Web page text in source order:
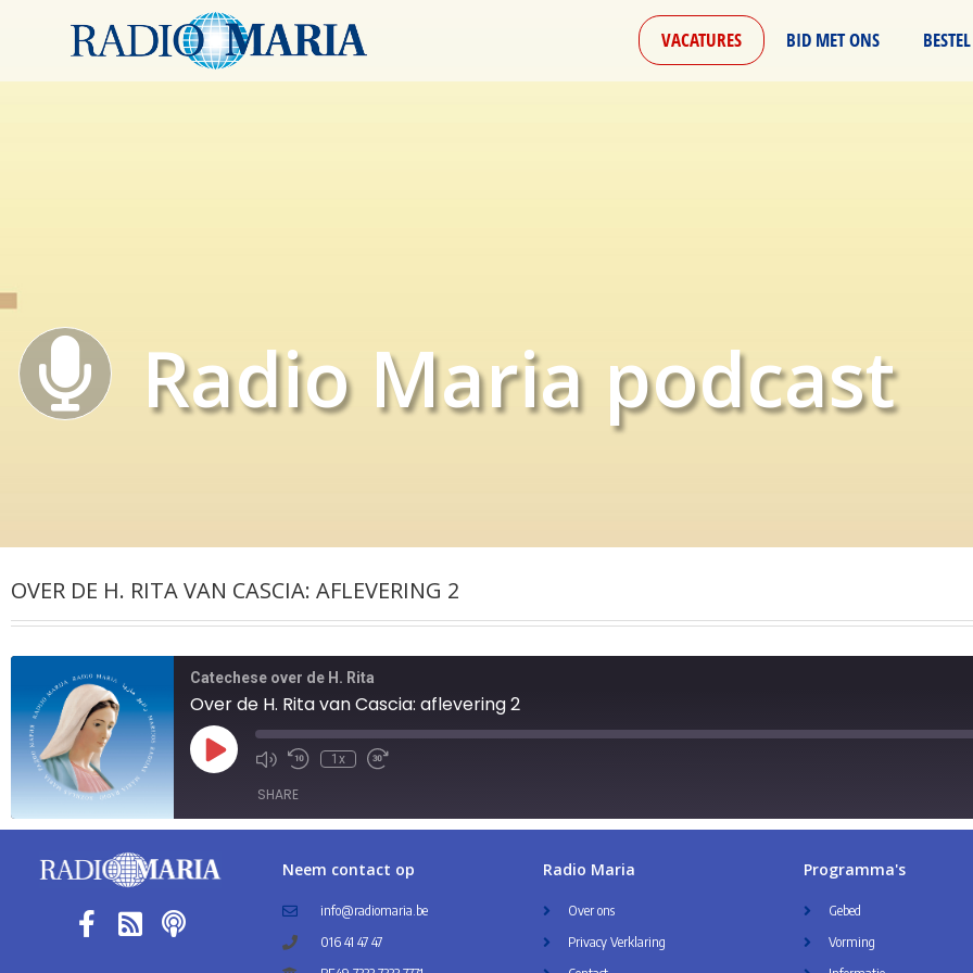
VACATURES BID MET ONS BESTEL
Radio Maria podcast
OVER DE H. RITA VAN CASCIA: AFLEVERING 2
Catechese over de H. Rita
Over de H. Rita van Cascia: aflevering 2
1x
SHARE
SHARE Neem contact op
info@radiomaria.be
016 41 47 47
Radio Maria
Over ons
Privacy Verklaring
Programma's
Gebed
Vorming